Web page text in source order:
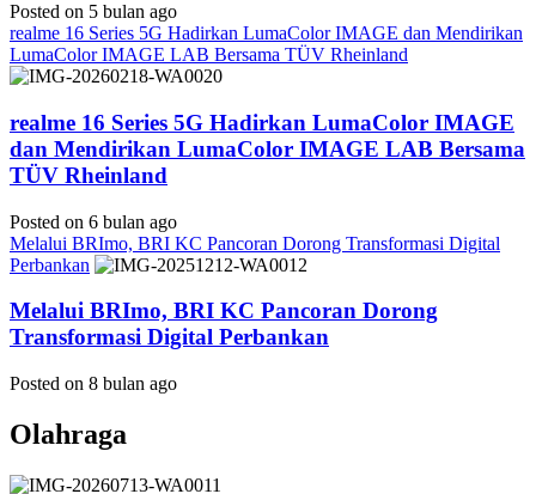
Posted on 5 bulan ago
realme 16 Series 5G Hadirkan LumaColor IMAGE dan Mendirikan
LumaColor IMAGE LAB Bersama TÜV Rheinland
realme 16 Series 5G Hadirkan LumaColor IMAGE
dan Mendirikan LumaColor IMAGE LAB Bersama
TÜV Rheinland
Posted on 6 bulan ago
Melalui BRImo, BRI KC Pancoran Dorong Transformasi Digital
Perbankan
Melalui BRImo, BRI KC Pancoran Dorong
Transformasi Digital Perbankan
Posted on 8 bulan ago
Olahraga